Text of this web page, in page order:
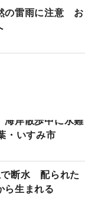
の雷雨に注意 お
海岸散歩中に水難
いすみ市
断水 配られた
ら生まれる